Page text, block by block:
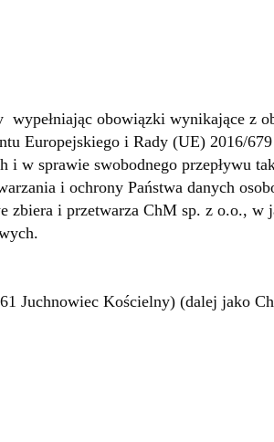
obowiązki wynikające z
Europejskiego i Rady (UE) 2016/
w sprawie swobodnego przepływu
i ochrony Państwa danych
zbiera i przetwarza ChM sp. z o.o., w
Juchnowiec Kościelny) (dalej jako